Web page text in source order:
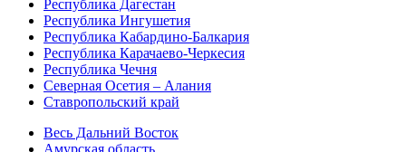
Республика Дагестан
Республика Ингушетия
Республика Кабардино-Балкария
Республика Карачаево-Черкесия
Республика Чечня
Северная Осетия – Алания
Ставропольский край
Весь Дальний Восток
Амурская область